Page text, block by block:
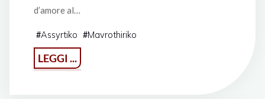
d’amore al…
#Assyrtiko #Mavrothiriko
LEGGI ...
spasso